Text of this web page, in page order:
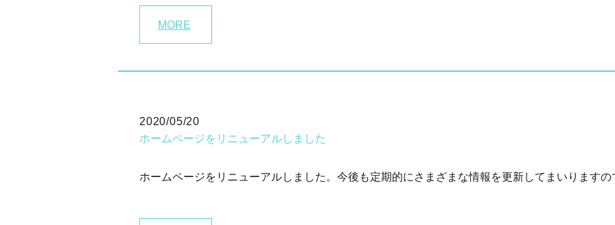
MORE
2020/05/20
ホームページをリニューアルしました
ホームページをリニューアルしました。今後も定期的にさまざまな情報を更新してまいりますの